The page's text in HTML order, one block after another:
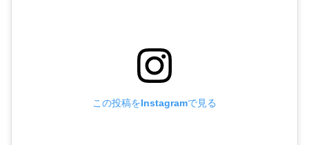
この投稿をInstagramで見る